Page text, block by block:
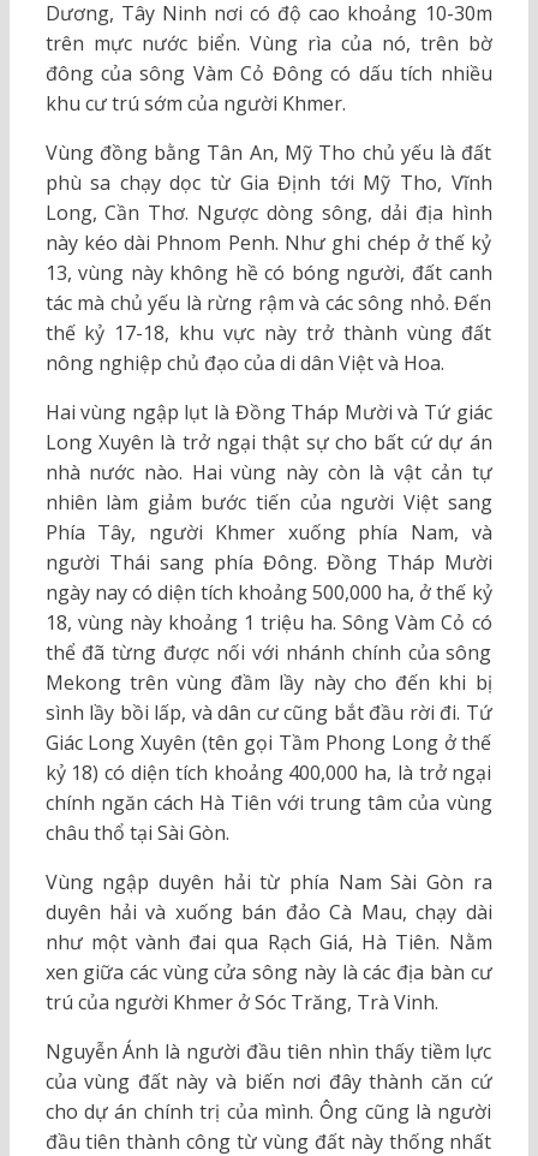
Dương, Tây Ninh nơi có độ cao khoảng 10-30m
trên mực nước biển. Vùng rìa của nó, trên bờ
đông của sông Vàm Cỏ Đông có dấu tích nhiều
khu cư trú sớm của người Khmer.
Vùng đồng bằng Tân An, Mỹ Tho chủ yếu là đất
phù sa chạy dọc từ Gia Định tới Mỹ Tho, Vĩnh
Long, Cần Thơ. Ngược dòng sông, dải địa hình
này kéo dài Phnom Penh. Như ghi chép ở thế kỷ
13, vùng này không hề có bóng người, đất canh
tác mà chủ yếu là rừng rậm và các sông nhỏ. Đến
thế kỷ 17-18, khu vực này trở thành vùng đất
nông nghiệp chủ đạo của di dân Việt và Hoa.
Hai vùng ngập lụt là Đồng Tháp Mười và Tứ giác
Long Xuyên là trở ngại thật sự cho bất cứ dự án
nhà nước nào. Hai vùng này còn là vật cản tự
nhiên làm giảm bước tiến của người Việt sang
Phía Tây, người Khmer xuống phía Nam, và
người Thái sang phía Đông. Đồng Tháp Mười
ngày nay có diện tích khoảng 500,000 ha, ở thế kỷ
18, vùng này khoảng 1 triệu ha. Sông Vàm Cỏ có
thể đã từng được nối với nhánh chính của sông
Mekong trên vùng đầm lầy này cho đến khi bị
sình lầy bồi lấp, và dân cư cũng bắt đầu rời đi. Tứ
Giác Long Xuyên (tên gọi Tầm Phong Long ở thế
kỷ 18) có diện tích khoảng 400,000 ha, là trở ngại
chính ngăn cách Hà Tiên với trung tâm của vùng
châu thổ tại Sài Gòn.
Vùng ngập duyên hải từ phía Nam Sài Gòn ra
duyên hải và xuống bán đảo Cà Mau, chạy dài
như một vành đai qua Rạch Giá, Hà Tiên. Nằm
xen giữa các vùng cửa sông này là các địa bàn cư
trú của người Khmer ở Sóc Trăng, Trà Vinh.
Nguyễn Ánh là người đầu tiên nhìn thấy tiềm lực
của vùng đất này và biến nơi đây thành căn cứ
cho dự án chính trị của mình. Ông cũng là người
đầu tiên thành công từ vùng đất này thống nhất